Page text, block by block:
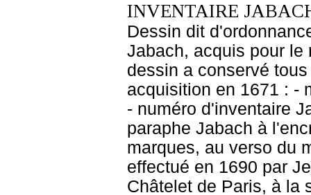
INVENTAIRE
Dessin dit
Jabach, acquis pour le
dessin a conservé
acquisition en 1671 : -
- numéro d'inventaire
paraphe Jabach à
marques, au verso du
effectué en 1690 par
Châtelet de Paris, à la